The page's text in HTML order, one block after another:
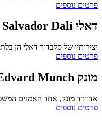
פרטים נוספים
דאלי Salvador Dalí
יצירותיו של סלבדור דאלי הן
פרטים נוספים
מונק Munch
אדוורד מונק, אחד האמנים
פרטים נוספים